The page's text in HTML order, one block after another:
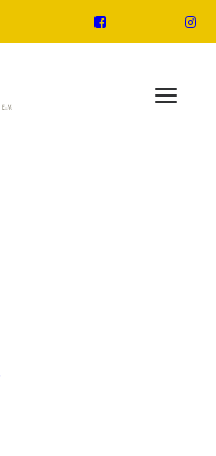
im Überblick